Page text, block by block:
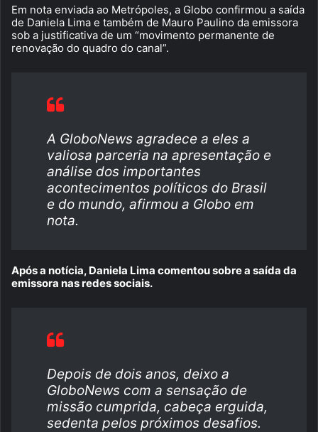
Em nota enviada ao Metrópoles, a Globo confirmou a saída
de Daniela Lima e também de Mauro Paulino da emissora
sob a justificativa de um “movimento permanente de
renovação do quadro do canal”.
A GloboNews agradece a eles a
valiosa parceria na apresentação e
análise dos importantes
acontecimentos políticos do Brasil
e do mundo, afirmou a Globo em
nota.
Após a notícia, Daniela Lima comentou sobre a saída da
emissora nas redes sociais.
Depois de dois anos, deixo a
GloboNews com a sensação de
missão cumprida, cabeça erguida,
sedenta pelos próximos desafios.